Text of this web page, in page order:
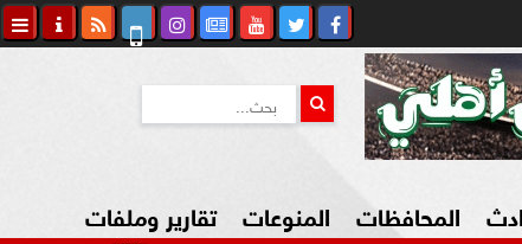
المحافظات المنوعات تقارير وملفات